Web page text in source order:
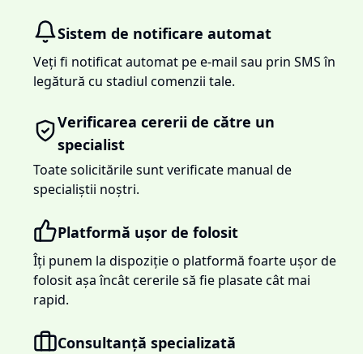
Sistem de notificare automat
Veți fi notificat automat pe e-mail sau prin SMS în
legătură cu stadiul comenzii tale.
Verificarea cererii de către un
specialist
Toate solicitările sunt verificate manual de
specialiștii noștri.
Platformă ușor de folosit
Îți punem la dispoziție o platformă foarte ușor de
folosit așa încât cererile să fie plasate cât mai
rapid.
Consultanță specializată